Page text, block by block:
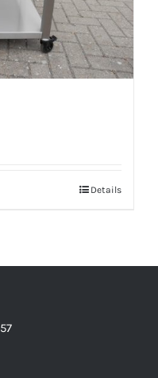
Details